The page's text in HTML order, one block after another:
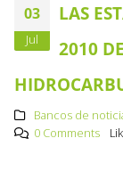
03
Jul
LAS
2010
Bancos de
0 Comments